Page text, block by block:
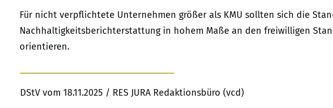
Für nicht verpflichtete Unternehmen größer als KMU sollten sich die
Nachhaltigkeitsberichterstattung in hohem Maße an den freiwilligen
orientieren.
DStV vom 18.11.2025 / RES JURA Redaktionsbüro (vcd)